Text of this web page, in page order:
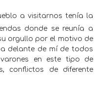
a visitarnos tenía la
donde se reunía a
orgullo por el motivo de
delante de mí de todos
en este tipo de
conflictos de diferente